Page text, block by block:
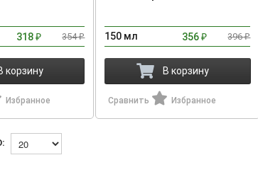
318₽ 354₽
корзину
Избранное
150 мл 356₽ 396₽
В корзину
Сравнить Избранное